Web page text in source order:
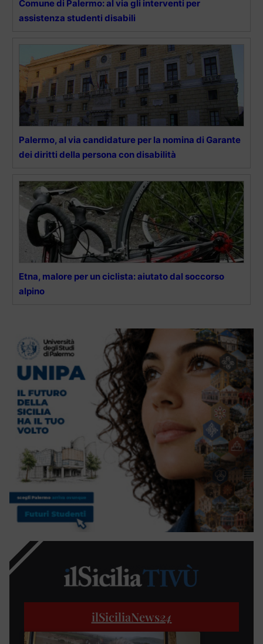
Comune di Palermo: al via gli interventi per
assistenza studenti disabili
Palermo, al via candidature per la nomina di Garante
dei diritti della persona con disabilità
Etna, malore per un ciclista: aiutato dal soccorso
alpino
ilSiciliaNews24